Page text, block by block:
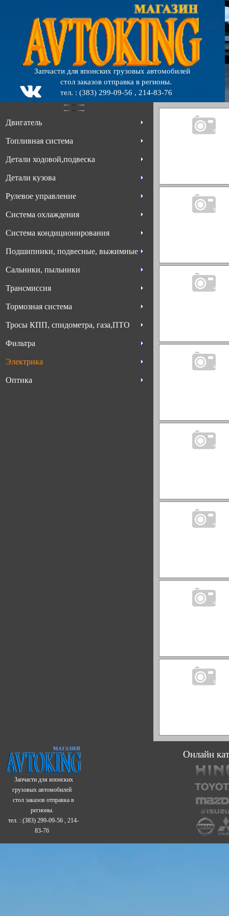
Запчасти для японских грузовых автомобилей
стол заказов отправка в регионы.
тел. : (383) 299-09-56 , 214-83-76
Двигатель
Топливная система
Детали ходовой,подвеска
Детали кузова
Рулевое управление
Система охлаждения
Система кондиционирования
Подшипники, подвесные, выжимные
Сальники, пыльники
Трансмиссия
Тормозная система
Тросы КПП, спидометра, газа,ПТО
Фильтра
Электрика
Оптика
Онлайн
Запчасти для японских
грузовых автомобилей
стол заказов отправка в
регионы.
тел. : (383) 299-09-56 , 214-
83-76